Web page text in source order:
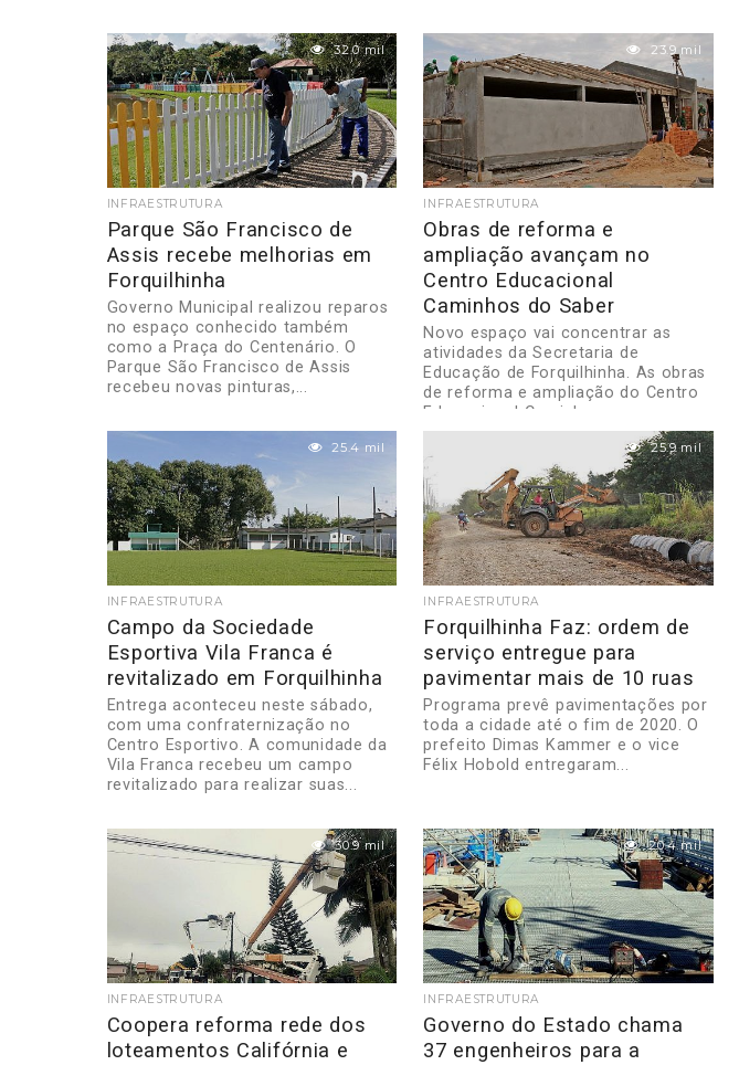
32.0 mil
INFRAESTRUTURA
Parque São Francisco de
Assis recebe melhorias em
Forquilhinha
Governo Municipal realizou reparos
no espaço conhecido também
como a Praça do Centenário. O
Parque São Francisco de Assis
recebeu novas pinturas,...
23.9 mil
INFRAESTRUTURA
Obras de reforma e
ampliação avançam no
Centro Educacional
Caminhos do Saber
Novo espaço vai concentrar as
atividades da Secretaria de
Educação de Forquilhinha. As obras
de reforma e ampliação do Centro
Educacional Caminhos...
25.4 mil
INFRAESTRUTURA
Campo da Sociedade
Esportiva Vila Franca é
revitalizado em Forquilhinha
Entrega aconteceu neste sábado,
com uma confraternização no
Centro Esportivo. A comunidade da
Vila Franca recebeu um campo
revitalizado para realizar suas...
25.9 mil
INFRAESTRUTURA
Forquilhinha Faz: ordem de
serviço entregue para
pavimentar mais de 10 ruas
Programa prevê pavimentações por
toda a cidade até o fim de 2020. O
prefeito Dimas Kammer e o vice
Félix Hobold entregaram...
30.9 mil
INFRAESTRUTURA
Coopera reforma rede dos
loteamentos Califórnia e
20.4 mil
INFRAESTRUTURA
Governo do Estado chama
37 engenheiros para a